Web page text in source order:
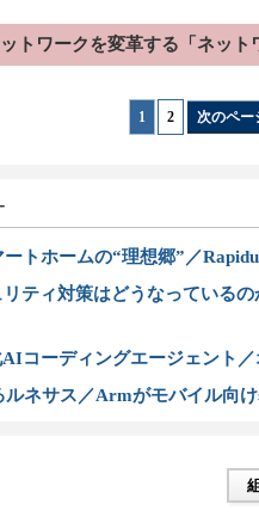
トワークを変革する「ネット
1 2 次のペー
ートホームの“理想郷”／
ティ対策はどうなっている
コーディングエージェント
ネサス／Armがモバイル向